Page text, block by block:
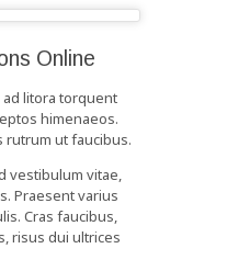
Online
ad litora torquent
himenaeos.
ut faucibus.
vestibulum vitae,
Praesent varius
Cras faucibus,
risus dui ultrices